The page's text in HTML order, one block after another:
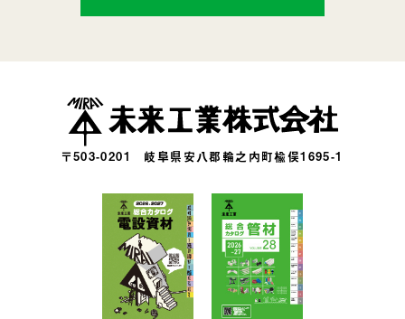
〒503-0201 岐阜県安八郡輪之内町楡俣1695-1